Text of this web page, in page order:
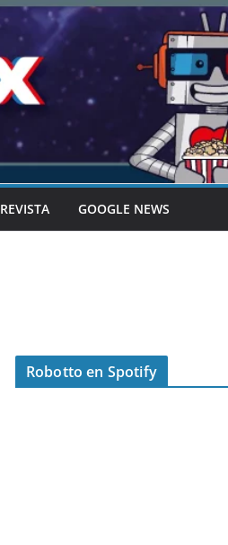
REVISTA GOOGLE NEWS
Robotto en Spotify